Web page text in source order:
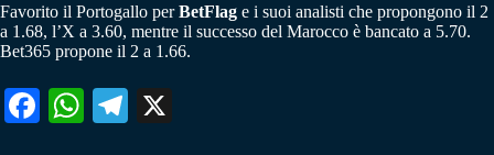
Favorito il Portogallo perBetFlag e i suoi analisti che propongono il 2
a 1.68, l’X a 3.60, mentre il successo del Marocco è bancato a 5.70.
Bet365 propone il 2 a 1.66.
Fa W
Te